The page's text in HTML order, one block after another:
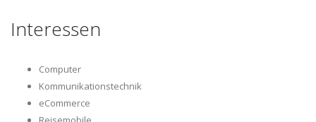
Interessen
Computer
Kommunikationstechnik
eCommerce